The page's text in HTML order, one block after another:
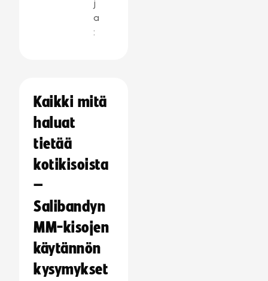
j
a
:
Kaikki mitä
haluat
tietää
kotikisoista
–
Salibandyn
MM-kisojen
käytännön
kysymykset